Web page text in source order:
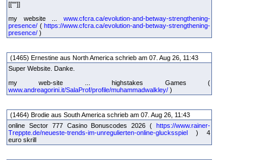
[[""]]
my website ... www.cfcra.ca/evolution-and-betway-strengthening-
presence/ ( https://www.cfcra.ca/evolution-and-betway-strengthening-
presence/ )
(1465) Ernestine aus North America schrieb am 07. Aug 26, 11:43
Super Website. Danke.
my web-site ... highstakes Games (
www.andreagorini.it/SalaProf/profile/muhammadwalkley/ )
(1464) Brodie aus South America schrieb am 07. Aug 26, 11:43
online Sector 777 Casino Bonuscodes 2026 ( https://www.rainer-
Treppte.de/neueste-trends-im-unregulierten-online-glucksspiel ) 4
euro skrill